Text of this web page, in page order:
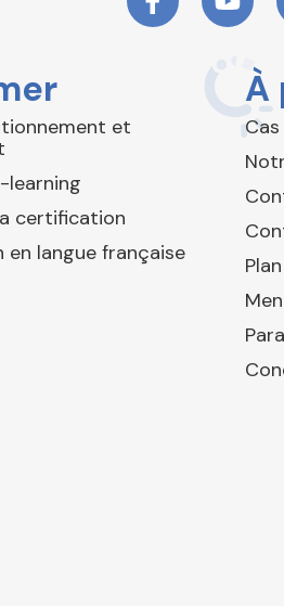
et
learning
certification
langue française
À